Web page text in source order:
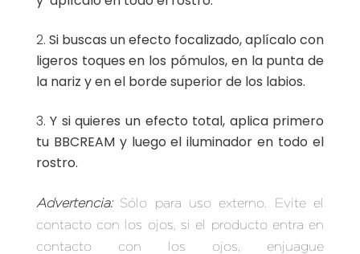
Si buscas un efecto focalizado, aplícalo con
ligeros toques en los pómulos, en la punta de
la nariz y en el borde superior de los labios.
Y si quieres un efecto total, aplica primero
tu BBCREAM y luego el iluminador en todo el
rostro.
Advertencia:Sólo para uso externo. Evite el
contacto con los ojos, si el producto entra en
contacto con los ojos, enjuague